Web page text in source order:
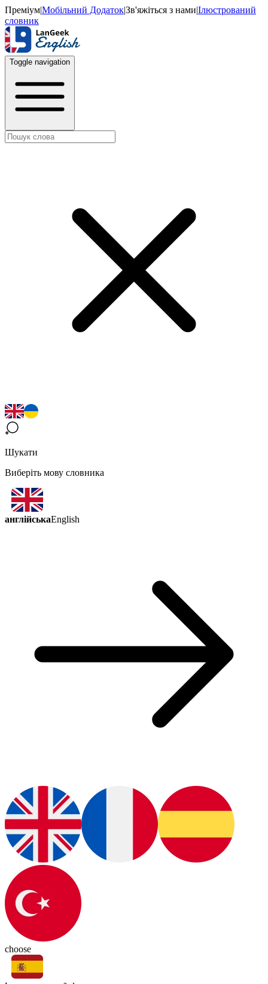
Преміум|Мобільний Додаток|Зв'яжіться з нами|Ілюстрований
словник
Toggle navigation
Шукати
Виберіть мову словника
англійськаEnglish
choose